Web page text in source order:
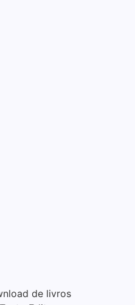
de livros